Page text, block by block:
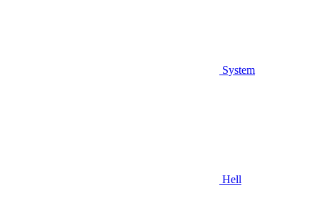
System
Hell